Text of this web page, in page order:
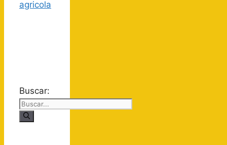
Buscar: